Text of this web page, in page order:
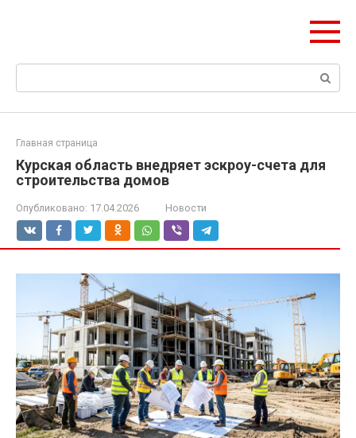
Поиск:
Главная страница
Курская область внедряет эскроу-счета для
строительства домов
Опубликовано: 17.04.2026 Новости